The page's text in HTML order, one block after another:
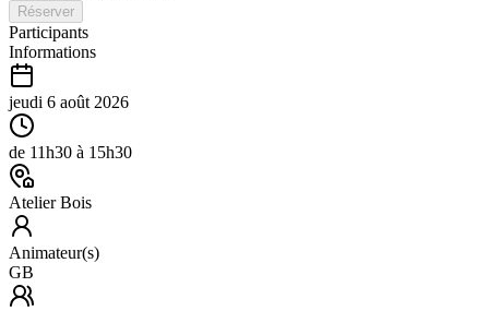
Réserver
Participants
Informations
jeudi 6 août 2026
de 11h30 à 15h30
Atelier Bois
Animateur(s)
GB